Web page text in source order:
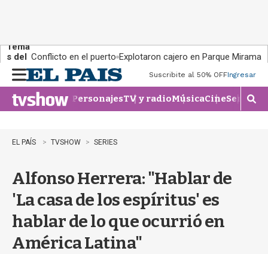
Tema
s del
día:
Conflicto en el puerto Explotaron cajero en Parque Miramar
n
u
Suscribite al 50% OFFIngresar
PersonajesTV y radioMúsicaCineSeries
M
o
EL PAÍS TVSHOW SERIES
Alfonso Herrera: "Hablar de
'La casa de los espíritus' es
hablar de lo que ocurrió en
América Latina"